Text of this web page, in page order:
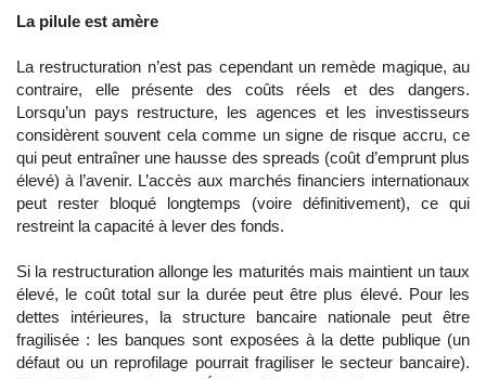
La pilule est amère
La restructuration n’est pas cependant un remède magique, au
contraire, elle présente des coûts réels et des dangers.
Lorsqu’un pays restructure, les agences et les investisseurs
considèrent souvent cela comme un signe de risque accru, ce
qui peut entraîner une hausse des spreads (coût d’emprunt plus
élevé) à l’avenir. L’accès aux marchés financiers internationaux
peut rester bloqué longtemps (voire définitivement), ce qui
restreint la capacité à lever des fonds.
Si la restructuration allonge les maturités mais maintient un taux
élevé, le coût total sur la durée peut être plus élevé. Pour les
dettes intérieures, la structure bancaire nationale peut être
fragilisée : les banques sont exposées à la dette publique (un
défaut ou un reprofilage pourrait fragiliser le secteur bancaire).